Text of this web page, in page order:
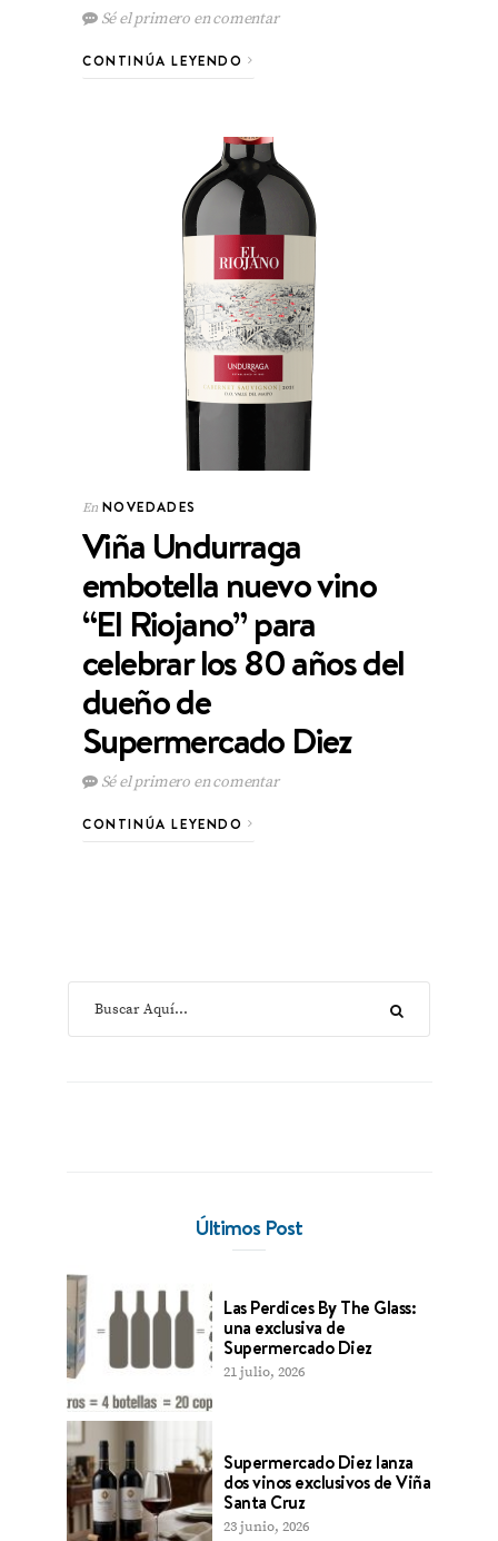
Sé el primero en comentar
CONTINÚA LEYENDO
En NOVEDADES
Viña Undurraga
embotella nuevo vino
“El Riojano” para
celebrar los 80 años del
dueño de
Supermercado Diez
Sé el primero en comentar
CONTINÚA LEYENDO
Últimos Post
Las Perdices By The Glass:
una exclusiva de
Supermercado Diez
21 julio, 2026
Supermercado Diez lanza
dos vinos exclusivos de Viña
Santa Cruz
23 junio, 2026